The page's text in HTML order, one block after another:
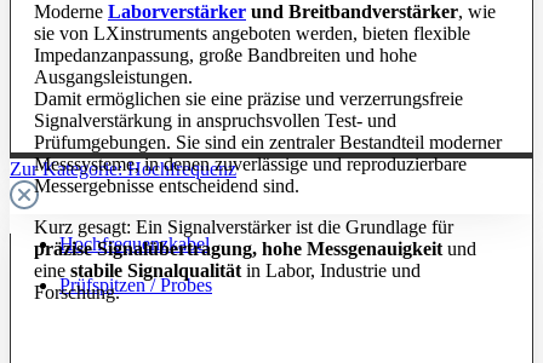
Zur Kategorie: Hochfrequenz
Hochfrequenzkabel
Prüfspitzen / Probes
Moderne Laborverstärker und Breitbandverstärker, wie
sie von LXinstruments angeboten werden, bieten flexible
Impedanzanpassung, große Bandbreiten und hohe
Ausgangsleistungen.
Damit ermöglichen sie eine präzise und verzerrungsfreie
Signalverstärkung in anspruchsvollen Test- und
Prüfumgebungen. Sie sind ein zentraler Bestandteil moderner
Messsysteme, in denen zuverlässige und reproduzierbare
Messergebnisse entscheidend sind.
Kurz gesagt: Ein Signalverstärker ist die Grundlage für
präzise Signalübertragung, hohe Messgenauigkeit und
eine stabile Signalqualität in Labor, Industrie und
Forschung.